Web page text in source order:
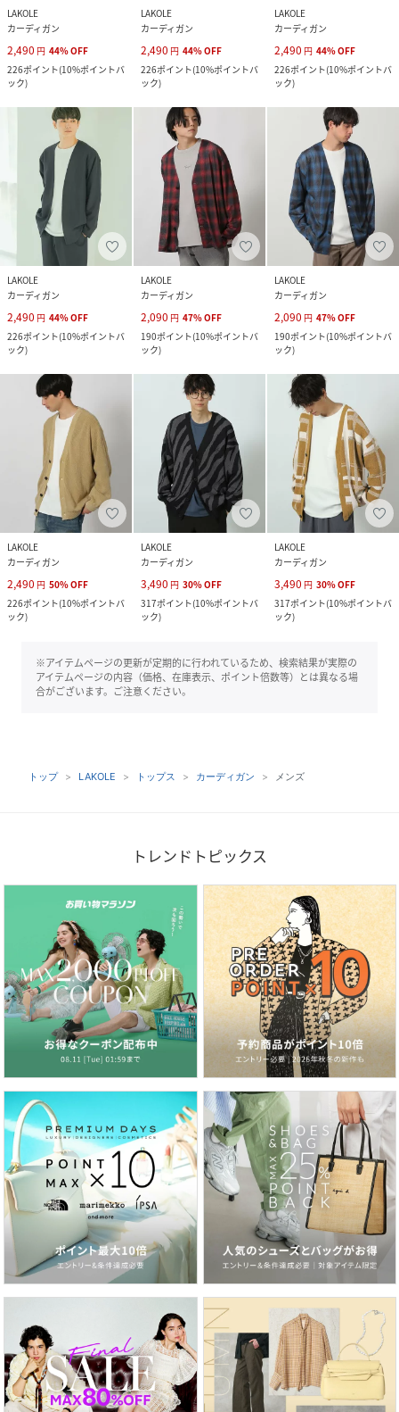
LAKOLE
カーディガン
2,490 円 44%OFF
226ポイント(10%ポイントバ
ック)
LAKOLE
カーディガン
2,490 円 44%OFF
226ポイント(10%ポイントバ
ック)
LAKOLE
カーディガン
2,490 円 44%OFF
226ポイント(10%ポイントバ
ック)
LAKOLE
カーディガン
2,490 円 44%OFF
226ポイント(10%ポイントバ
ック)
LAKOLE
カーディガン
2,090 円 47%OFF
190ポイント(10%ポイントバ
ック)
LAKOLE
カーディガン
2,090 円 47%OFF
190ポイント(10%ポイントバ
ック)
LAKOLE
カーディガン
2,490 円 50%OFF
226ポイント(10%ポイントバ
ック)
LAKOLE
カーディガン
3,490 円 30%OFF
317ポイント(10%ポイントバ
ック)
LAKOLE
カーディガン
3,490 円 30%OFF
317ポイント(10%ポイントバ
ック)
※アイテムページの更新が定期的に行われているため、検索結果が実際の
アイテムページの内容（価格、在庫表示、ポイント倍数等）とは異なる場
合がございます。ご注意ください。
トップ LAKOLE トップス カーディガン メンズ
トレンドトピックス